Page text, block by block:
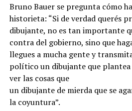
Bruno Bauer se pregunta cómo
historieta: “Si de verdad querés
dibujante, no es tan importante
contra del gobierno, sino que
llegues a mucha gente y
político un dibujante que plantea
ver las cosas que
un dibujante de mierda que se
la coyuntura”.